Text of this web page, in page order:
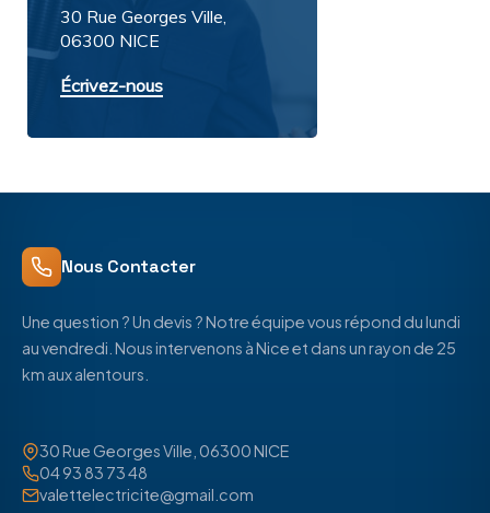
30 Rue Georges Ville,
06300 NICE
Écrivez-nous
Nous Contacter
Une question ? Un devis ? Notre équipe vous répond du lundi
au vendredi. Nous intervenons à Nice et dans un rayon de 25
km aux alentours.
30 Rue Georges Ville, 06300 NICE
04 93 83 73 48
valettelectricite@gmail.com